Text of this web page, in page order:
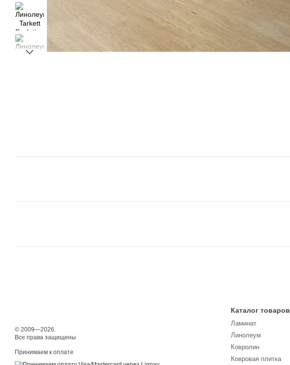
© 2009—2026.
Все права защищены
Принимаем к оплате
Каталог товаров
Ламинат
Линолеум
Кoврoлин
Ковровая плитка